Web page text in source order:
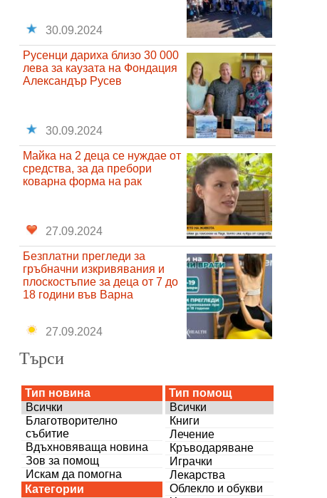
30.09.2024
Русенци дариха близо 30 000
лева за каузата на Фондация
Александър Русев
30.09.2024
Майка на 2 деца се нуждае от
средства, за да пребори
коварна форма на рак
27.09.2024
Безплатни прегледи за
гръбначни изкривявания и
плоскостъпие за деца от 7 до
18 години във Варна
27.09.2024
Търси
Тип новина
Всички
Благотворително
събитие
Вдъхновяваща новина
Зов за помощ
Искам да помогна
Категории
Тип помощ
Всички
Книги
Лечение
Кръводаряване
Играчки
Лекарства
Облекло и обукви